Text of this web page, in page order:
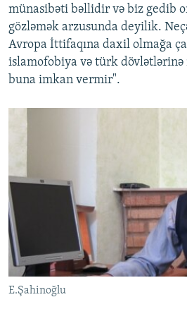
münasibəti bəllidir və biz gedib
gözləmək arzusunda deyilik.
Avropa İttifaqına daxil olmağa
islamofobiya və türk
buna imkan vermir".
E.Şahinoğlu